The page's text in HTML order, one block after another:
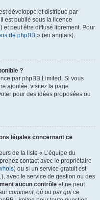
développé et distribué par
est publié sous la licence
et peut être diffusé librement. Pour
de phpBB » (en anglais).
?
par phpBB Limited. Si vous
ajoutée, visitez la page
pour des idées proposées ou
légales concernant ce
de la liste « L’équipe du
contact avec le propriétaire
) ou si un service gratuit est
avec le service de gestion ou des
aucun contrôle et ne peut
comment, où ou par qui ce